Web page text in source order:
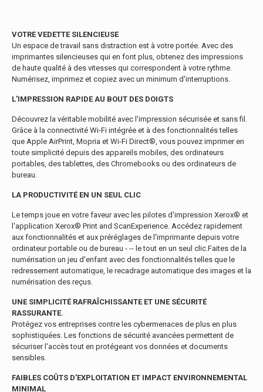
VOTRE VEDETTE SILENCIEUSE
Un espace de travail sans distraction est à votre portée. Avec des
imprimantes silencieuses qui en font plus, obtenez des impressions
de haute qualité à des vitesses qui correspondent à votre rythme.
Numérisez, imprimez et copiez avec un minimum d'interruptions.
L'IMPRESSION RAPIDE AU BOUT DES DOIGTS
Découvrez la véritable mobilité avec l'impression sécurisée et sans fil.
Grâce à la connectivité Wi-Fi intégrée et à des fonctionnalités telles
que Apple AirPrint, Mopria et Wi-Fi Direct®, vous pouvez imprimer en
toute simplicité depuis des appareils mobiles, des ordinateurs
portables, des tablettes, des Chromebooks ou des ordinateurs de
bureau.
LA PRODUCTIVITÉ EN UN SEUL CLIC
Le temps joue en votre faveur avec les pilotes d'impression Xerox® et
l'application Xerox® Print and ScanExperience. Accédez rapidement
aux fonctionnalités et aux préréglages de l'imprimante depuis votre
ordinateur portable ou de bureau - -- le tout en un seul clic.Faites de la
numérisation un jeu d'enfant avec des fonctionnalités telles que le
redressement automatique, le recadrage automatique des images et la
numérisation des reçus.
UNE SIMPLICITÉ RAFRAÎCHISSANTE ET UNE SÉCURITÉ
RASSURANTE.
Protégez vos entreprises contre les cybermenaces de plus en plus
sophistiquées. Les fonctions de sécurité avancées permettent de
sécuriser l'accès tout en protégeant vos données et documents
sensibles.
FAIBLES COÛTS D'EXPLOITATION ET IMPACT ENVIRONNEMENTAL
MINIMAL